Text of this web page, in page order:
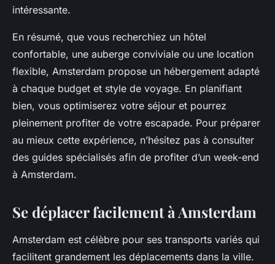
intéressante.
En résumé, que vous recherchiez un hôtel
confortable, une auberge conviviale ou une location
flexible, Amsterdam propose un hébergement adapté
à chaque budget et style de voyage. En planifiant
bien, vous optimiserez votre séjour et pourrez
pleinement profiter de votre escapade. Pour préparer
au mieux cette expérience, n’hésitez pas à consulter
des guides spécialisés afin de profiter d’un week-end
à Amsterdam.
Se déplacer facilement à Amsterdam
Amsterdam est célèbre pour ses transports variés qui
facilitent grandement les déplacements dans la ville.